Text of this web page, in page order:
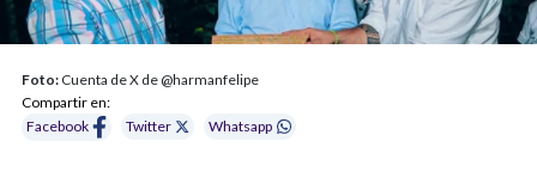
Foto: Cuenta de X de @harmanfelipe
Compartir en:
Facebook
Twitter Whatsapp